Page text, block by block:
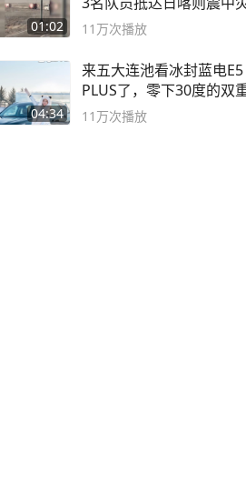
01:02 11万次播放
04:34
来五大连池看冰封蓝电E5
PLUS了，零下30度的双
封40小时全录
11万次播放